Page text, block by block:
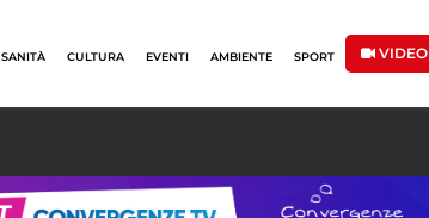
SANITÀ CULTURA EVENTI AMBIENTE SPORT VIDEO